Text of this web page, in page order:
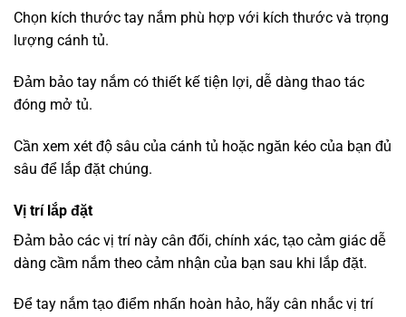
Chọn kích thước tay nắm phù hợp với kích thước và trọng
lượng cánh tủ.
Đảm bảo tay nắm có thiết kế tiện lợi, dễ dàng thao tác
đóng mở tủ.
Cần xem xét độ sâu của cánh tủ hoặc ngăn kéo của bạn đủ
sâu để lắp đặt chúng.
Vị trí lắp đặt
Đảm bảo các vị trí này cân đối, chính xác, tạo cảm giác dễ
dàng cầm nắm theo cảm nhận của bạn sau khi lắp đặt.
Để tay nắm tạo điểm nhấn hoàn hảo, hãy cân nhắc vị trí